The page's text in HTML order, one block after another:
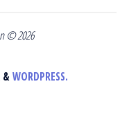
© 2026
& WORDPRESS.